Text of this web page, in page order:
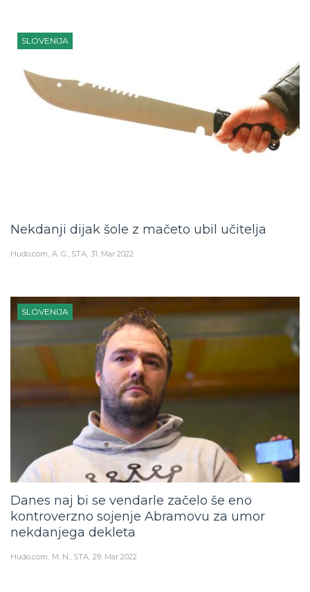
SLOVENIJA
Nekdanji dijak šole z mačeto ubil učitelja
Hudo.com A. G., STA 31. Mar 2022
SLOVENIJA
Danes naj bi se vendarle začelo še eno
kontroverzno sojenje Abramovu za umor
nekdanjega dekleta
Hudo.com M. N., STA 29. Mar 2022